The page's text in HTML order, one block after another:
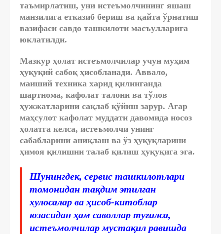
таъмирлатиш, уни истеъмолчининг яшаш
манзилига етказиб бериш ва қайта ўрнатиш
вазифаси савдо ташкилоти масъулларига
юклатилди.
Мазкур ҳолат истеъмолчилар учун муҳим
ҳуқуқий сабоқ ҳисобланади. Аввало,
маиший техника харид қилинганда
шартнома, кафолат талони ва тўлов
ҳужжатларини сақлаб қўйиш зарур. Агар
маҳсулот кафолат муддати давомида носоз
ҳолатга келса, истеъмолчи унинг
сабабларини аниқлаш ва ўз ҳуқуқларини
ҳимоя қилишни талаб қилиш ҳуқуқига эга.
Шунингдек, сервис ташкилотлари
томонидан тақдим этилган
хулосалар ва ҳисоб-китоблар
юзасидан ҳам саволлар туғилса,
истеъмолчилар мустақил равишда